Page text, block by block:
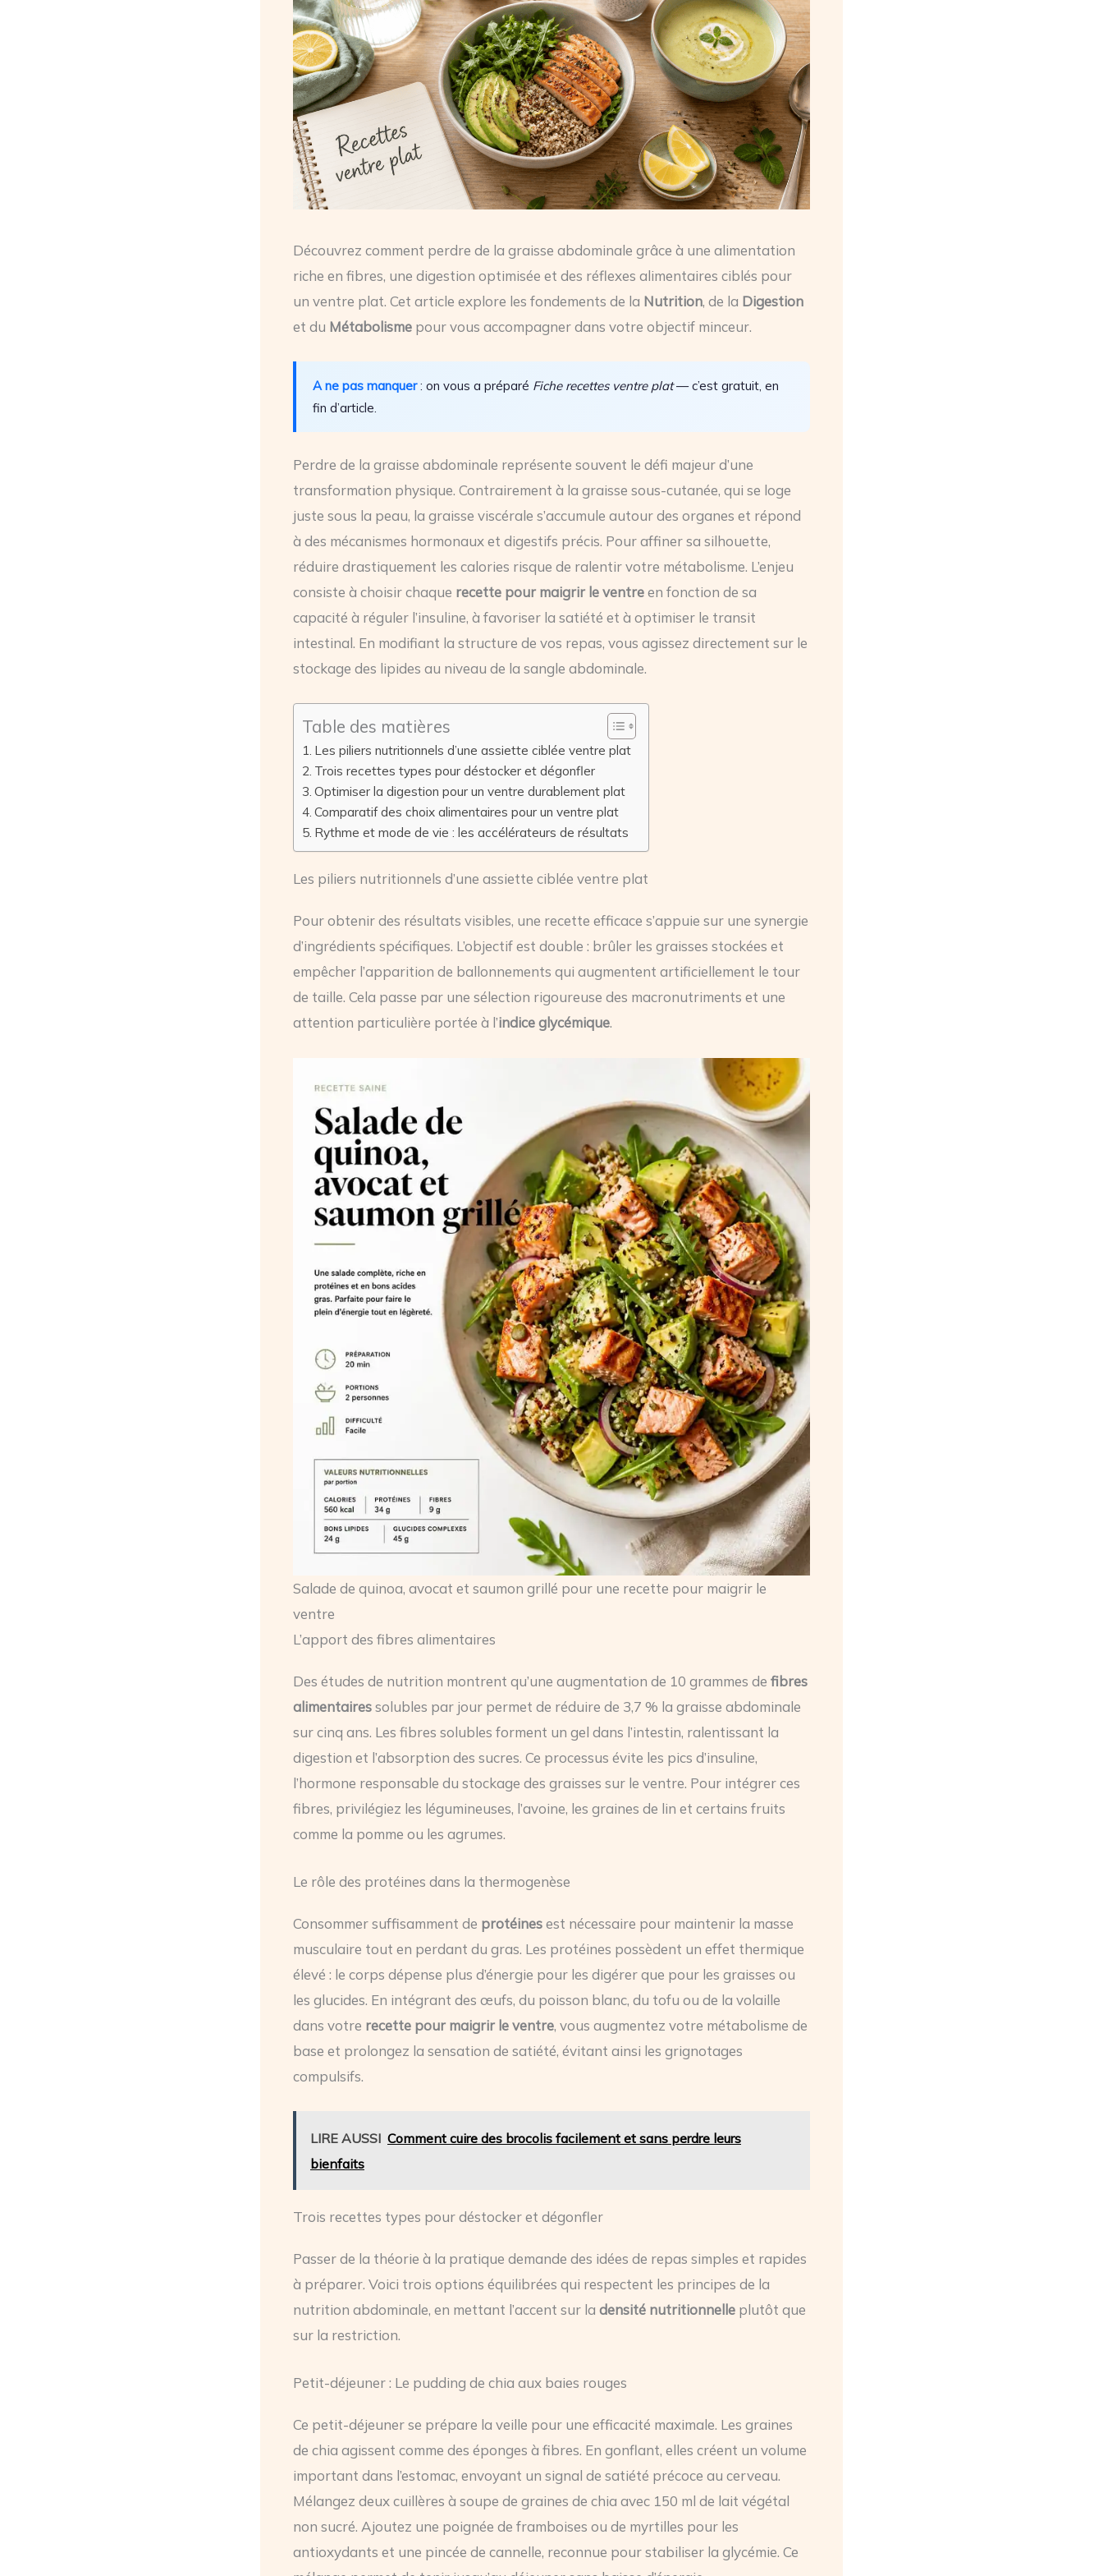
Découvrez comment perdre de la graisse abdominale grâce à une alimentation
riche en fibres, une digestion optimisée et des réflexes alimentaires ciblés pour
un ventre plat. Cet article explore les fondements de la Nutrition, de la Digestion
et du Métabolisme pour vous accompagner dans votre objectif minceur.
A ne pas manquer: on vous a préparé Fiche recettes ventre plat— c’est gratuit, en
fin d’article.
Perdre de la graisse abdominale représente souvent le défi majeur d’une
transformation physique. Contrairement à la graisse sous-cutanée, qui se loge
juste sous la peau, la graisse viscérale s’accumule autour des organes et répond
à des mécanismes hormonaux et digestifs précis. Pour affiner sa silhouette,
réduire drastiquement les calories risque de ralentir votre métabolisme. L’enjeu
consiste à choisir chaque recette pour maigrir le ventreen fonction de sa
capacité à réguler l’insuline, à favoriser la satiété et à optimiser le transit
intestinal. En modifiant la structure de vos repas, vous agissez directement sur le
stockage des lipides au niveau de la sangle abdominale.
Table des matières
Les piliers nutritionnels d’une assiette ciblée ventre plat
Trois recettes types pour déstocker et dégonfler
Optimiser la digestion pour un ventre durablement plat
Comparatif des choix alimentaires pour un ventre plat
Rythme et mode de vie : les accélérateurs de résultats
Les piliers nutritionnels d’une assiette ciblée ventre plat
Pour obtenir des résultats visibles, une recette efficace s’appuie sur une synergie
d’ingrédients spécifiques. L’objectif est double : brûler les graisses stockées et
empêcher l’apparition de ballonnements qui augmentent artificiellement le tour
de taille. Cela passe par une sélection rigoureuse des macronutriments et une
attention particulière portée à l’indice glycémique.
Salade de quinoa, avocat et saumon grillé pour une recette pour maigrir le
ventre
L’apport des fibres alimentaires
Des études de nutrition montrent qu’une augmentation de 10 grammes de fibres
alimentairessolubles par jour permet de réduire de 3,7 % la graisse abdominale
sur cinq ans. Les fibres solubles forment un gel dans l’intestin, ralentissant la
digestion et l’absorption des sucres. Ce processus évite les pics d’insuline,
l’hormone responsable du stockage des graisses sur le ventre. Pour intégrer ces
fibres, privilégiez les légumineuses, l’avoine, les graines de lin et certains fruits
comme la pomme ou les agrumes.
Le rôle des protéines dans la thermogenèse
Consommer suffisamment de protéinesest nécessaire pour maintenir la masse
musculaire tout en perdant du gras. Les protéines possèdent un effet thermique
élevé : le corps dépense plus d’énergie pour les digérer que pour les graisses ou
les glucides. En intégrant des œufs, du poisson blanc, du tofu ou de la volaille
dans votre recette pour maigrir le ventre, vous augmentez votre métabolisme de
base et prolongez la sensation de satiété, évitant ainsi les grignotages
compulsifs.
LIRE AUSSI Comment cuire des brocolis facilement et sans perdre leurs
bienfaits
Trois recettes types pour déstocker et dégonfler
Passer de la théorie à la pratique demande des idées de repas simples et rapides
à préparer. Voici trois options équilibrées qui respectent les principes de la
nutrition abdominale, en mettant l’accent sur la densité nutritionnelle plutôt que
sur la restriction.
Petit-déjeuner : Le pudding de chia aux baies rouges
Ce petit-déjeuner se prépare la veille pour une efficacité maximale. Les graines
de chia agissent comme des éponges à fibres. En gonflant, elles créent un volume
important dans l’estomac, envoyant un signal de satiété précoce au cerveau.
Mélangez deux cuillères à soupe de graines de chia avec 150 ml de lait végétal
non sucré. Ajoutez une poignée de framboises ou de myrtilles pour les
antioxydants et une pincée de cannelle, reconnue pour stabiliser la glycémie. Ce